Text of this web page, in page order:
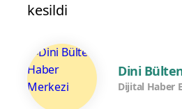
kesildi
Dini
Dijital Haber